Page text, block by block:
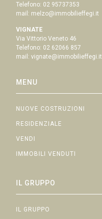
Telefono: 02 95737353
mail: melzo@immobilieffegi.it
VIGNATE
Via Vittorio Veneto 46
Telefono: 02 62066 857
mail:vignate@immobilieffegi.it
MENU
NUOVE COSTRUZIONI
RESIDENZIALE
VENDI
IMMOBILI VENDUTI
IL GRUPPO
IL GRUPPO